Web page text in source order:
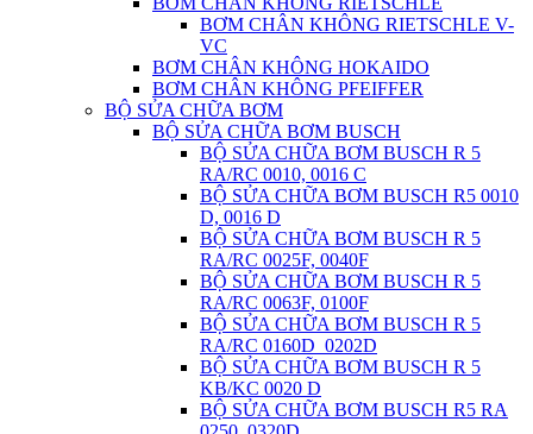
BƠM CHÂN KHÔNG RIETSCHLE V-
VC
BƠM CHÂN KHÔNG HOKAIDO
BƠM CHÂN KHÔNG PFEIFFER
BỘ SỬA CHỮA BƠM
BỘ SỬA CHỮA BƠM BUSCH
BỘ SỬA CHỮA BƠM BUSCH R 5
RA/RC 0010, 0016 C
BỘ SỬA CHỮA BƠM BUSCH R5 0010
D, 0016 D
BỘ SỬA CHỮA BƠM BUSCH R 5
RA/RC 0025F, 0040F
BỘ SỬA CHỮA BƠM BUSCH R 5
RA/RC 0063F, 0100F
BỘ SỬA CHỮA BƠM BUSCH R 5
RA/RC 0160D_0202D
BỘ SỬA CHỮA BƠM BUSCH R 5
KB/KC 0020 D
BỘ SỬA CHỮA BƠM BUSCH R5 RA